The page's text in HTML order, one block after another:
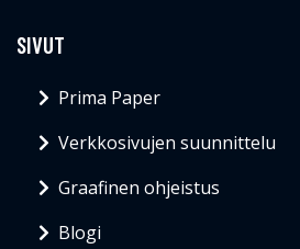
SIVUT
Prima Paper
Verkkosivujen suunnittelu
Graafinen ohjeistus
Blogi